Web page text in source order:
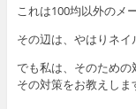
これは100均以外のメ
その辺は、やはりネイ
でも私は、そのための
その対策をお教えしま